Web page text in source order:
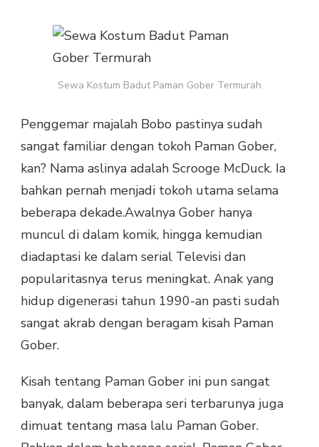
PAMAN
Sewa Kostum Badut Paman Gober Termurah
Penggemar majalah Bobo pastinya sudah
sangat familiar dengan tokoh Paman Gober,
kan? Nama aslinya adalah Scrooge McDuck. Ia
bahkan pernah menjadi tokoh utama selama
beberapa dekade.Awalnya Gober hanya
muncul di dalam komik, hingga kemudian
diadaptasi ke dalam serial Televisi dan
popularitasnya terus meningkat. Anak yang
hidup digenerasi tahun 1990-an pasti sudah
sangat akrab dengan beragam kisah Paman
Gober.
Kisah tentang Paman Gober ini pun sangat
banyak, dalam beberapa seri terbarunya juga
dimuat tentang masa lalu Paman Gober.